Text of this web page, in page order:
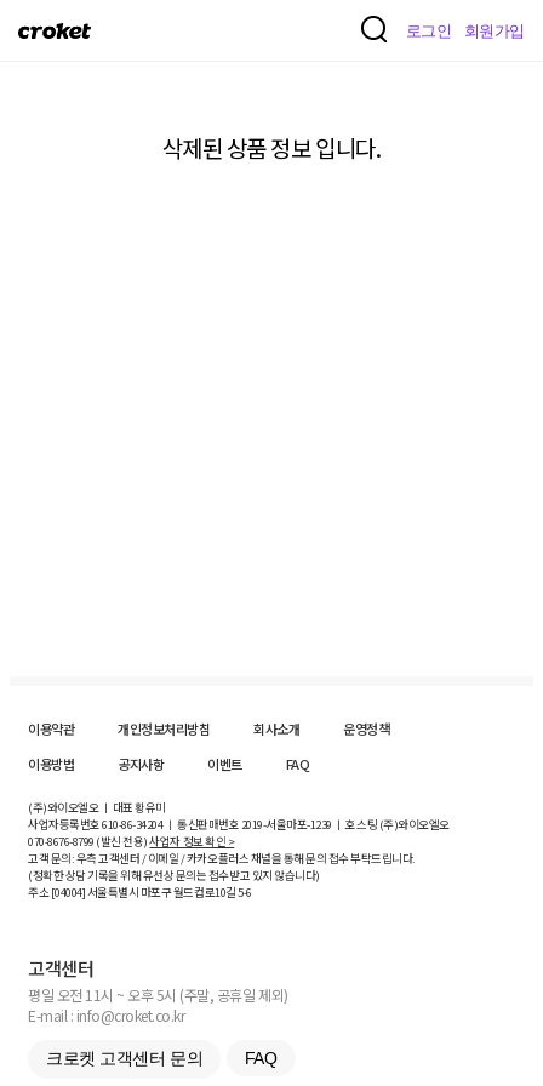
크
로그인 회원가입
삭제된 상품 정보 입니다.
이용약관 개인정보처리방침 회사소개
운영정책
이용방법
공지사항 이벤트 FAQ
(주)와이오엘오 ㅣ 대표 황유미
사업자등록번호610-86-34204ㅣ 통신판매번호 2019-서울마포-1239 ㅣ 호스팅 (주)와이오엘오
070-8676-8799 (발신 전용)사업자 정보 확인 >
고객 문의: 우측 고객센터 / 이메일 / 카카오플러스 채널을 통해 문의 접수 부탁드립니다.
(정확한 상담 기록을 위해 유선상 문의는 접수받고 있지 않습니다)
주소 [04004] 서울특별시 마포구 월드컵로10길5-6
고객센터
평일 오전 11시 ~ 오후 5시 (주말, 공휴일 제외)
E-mail : info@croket.co.kr
크로켓 고객센터 문의 FAQ